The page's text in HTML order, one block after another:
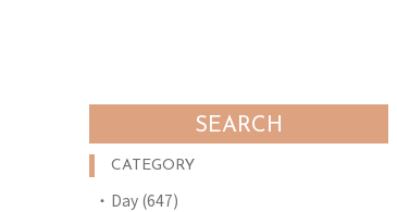
SEARCH
CATEGORY
Day (647)